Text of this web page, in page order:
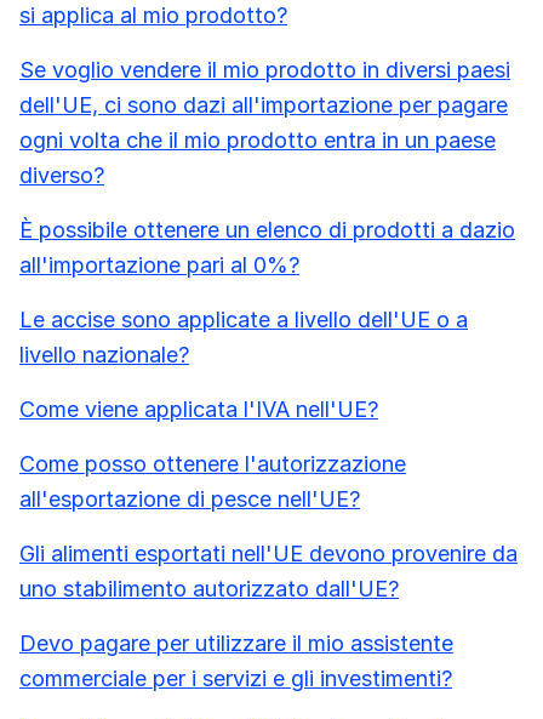
si applica al mio prodotto?
Se voglio vendere il mio prodotto in diversi paesi
dell'UE, ci sono dazi all'importazione per pagare
ogni volta che il mio prodotto entra in un paese
diverso?
È possibile ottenere un elenco di prodotti a dazio
all'importazione pari al 0%?
Le accise sono applicate a livello dell'UE o a
livello nazionale?
Come viene applicata l'IVA nell'UE?
Come posso ottenere l'autorizzazione
all'esportazione di pesce nell'UE?
Gli alimenti esportati nell'UE devono provenire da
uno stabilimento autorizzato dall'UE?
Devo pagare per utilizzare il mio assistente
commerciale per i servizi e gli investimenti?